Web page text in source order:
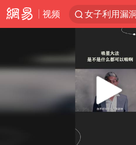
视频
台风白海豚
金饰克价大
狄龙7300万
多地要求领